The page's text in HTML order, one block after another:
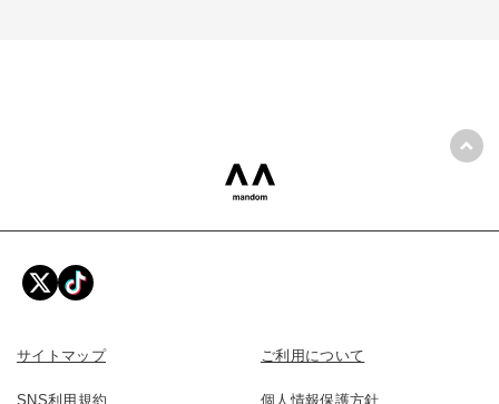
ペ
サイトマップ ご利用について
SNS利用規約 個人情報保護方針